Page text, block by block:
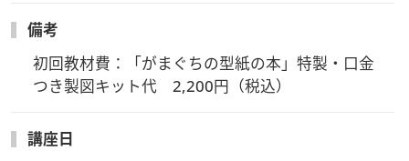
備考
初回教材費：「がまぐちの型紙の本」特製・口金
つき製図キット代　2,200円（税込）
講座日